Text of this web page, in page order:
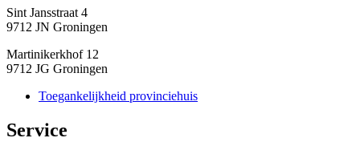
Sint Jansstraat 4
9712 JN Groningen
Martinikerkhof 12
9712 JG Groningen
Toegankelijkheid provinciehuis
Service